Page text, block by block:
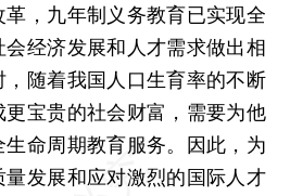
，九年制义务教育已实现全
经济发展和人才需求做出相
随着我国人口生育率的不断
宝贵的社会财富，需要为他
命周期教育服务。因此，为
发展和应对激烈的国际人才